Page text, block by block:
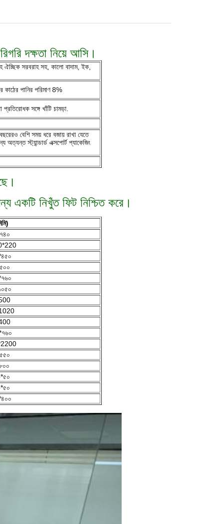
দক্ষতা নিয়ে আসি।
ঐচ্ছিক সরবরাহ সহ, কালো বাদাম, ইক,
কাঠের পানির পরিমাণ 8%
সঙ্গে খাঁটি চামড়া.
বেশি সময় ধরে বজায় রাখা যেতে
স্ট্যান্ডার্ড এক্সপোর্ট প্যাকেজিং
একটি নিখুঁত ফিট নিশ্চিত করে।